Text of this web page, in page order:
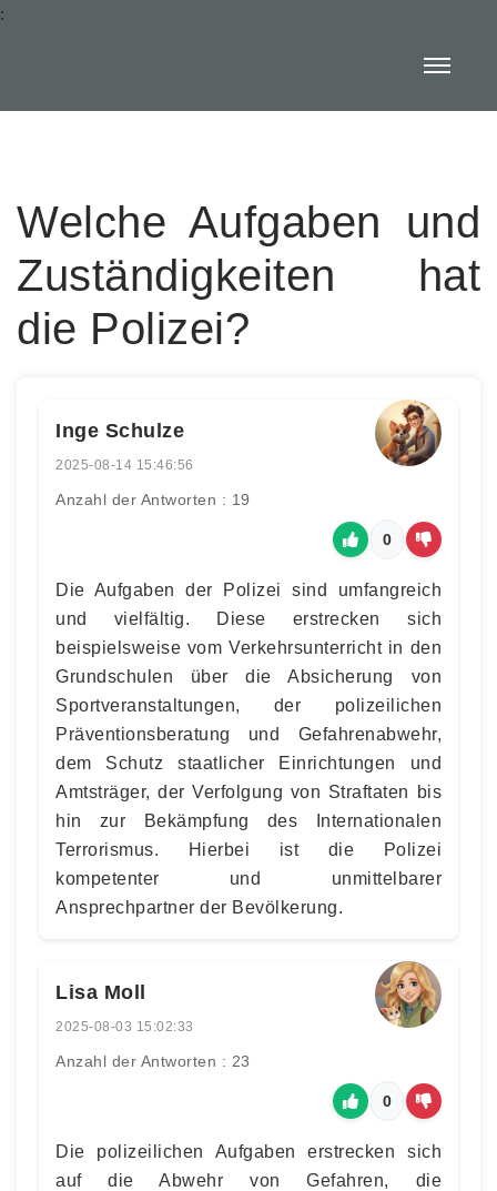
:
Welche Aufgaben und
Zuständigkeiten hat
die Polizei?
Inge Schulze
2025-08-14 15:46:56
Anzahl der Antworten : 19
0
Die Aufgaben der Polizei sind umfangreich
und vielfältig. Diese erstrecken sich
beispielsweise vom Verkehrsunterricht in den
Grundschulen über die Absicherung von
Sportveranstaltungen, der polizeilichen
Präventionsberatung und Gefahrenabwehr,
dem Schutz staatlicher Einrichtungen und
Amtsträger, der Verfolgung von Straftaten bis
hin zur Bekämpfung des Internationalen
Terrorismus. Hierbei ist die Polizei
kompetenter und unmittelbarer
Ansprechpartner der Bevölkerung.
Lisa Moll
2025-08-03 15:02:33
Anzahl der Antworten : 23
0
Die polizeilichen Aufgaben erstrecken sich
auf die Abwehr von Gefahren, die